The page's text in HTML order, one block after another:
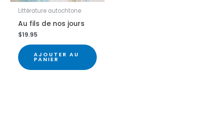
Littérature autochtone
Au fils de nos jours
$19.95
AJOUTER AU
PANIER